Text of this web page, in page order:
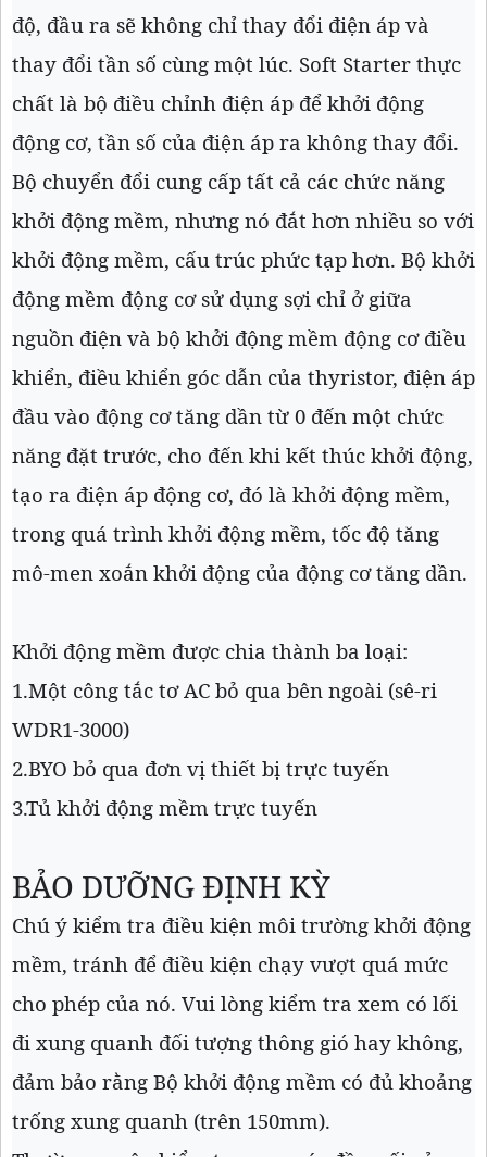
độ, đầu ra sẽ không chỉ thay đổi điện áp và
thay đổi tần số cùng một lúc. Soft Starter thực
chất là bộ điều chỉnh điện áp để khởi động
động cơ, tần số của điện áp ra không thay đổi.
Bộ chuyển đổi cung cấp tất cả các chức năng
khởi động mềm, nhưng nó đắt hơn nhiều so với
khởi động mềm, cấu trúc phức tạp hơn. Bộ khởi
động mềm động cơ sử dụng sợi chỉ ở giữa
nguồn điện và bộ khởi động mềm động cơ điều
khiển, điều khiển góc dẫn của thyristor, điện áp
đầu vào động cơ tăng dần từ 0 đến một chức
năng đặt trước, cho đến khi kết thúc khởi động,
tạo ra điện áp động cơ, đó là khởi động mềm,
trong quá trình khởi động mềm, tốc độ tăng
mô-men xoắn khởi động của động cơ tăng dần.
Khởi động mềm được chia thành ba loại:
1.Một công tắc tơ AC bỏ qua bên ngoài (sê-ri
WDR1-3000)
2.BYO bỏ qua đơn vị thiết bị trực tuyến
3.Tủ khởi động mềm trực tuyến
BẢO DƯỠNG ĐỊNH KỲ
Chú ý kiểm tra điều kiện môi trường khởi động
mềm, tránh để điều kiện chạy vượt quá mức
cho phép của nó. Vui lòng kiểm tra xem có lối
đi xung quanh đối tượng thông gió hay không,
đảm bảo rằng Bộ khởi động mềm có đủ khoảng
trống xung quanh (trên 150mm).